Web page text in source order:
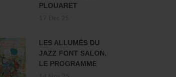
PLOUARET
LES ALLUMÉS DU
JAZZ FONT SALON,
LE PROGRAMME